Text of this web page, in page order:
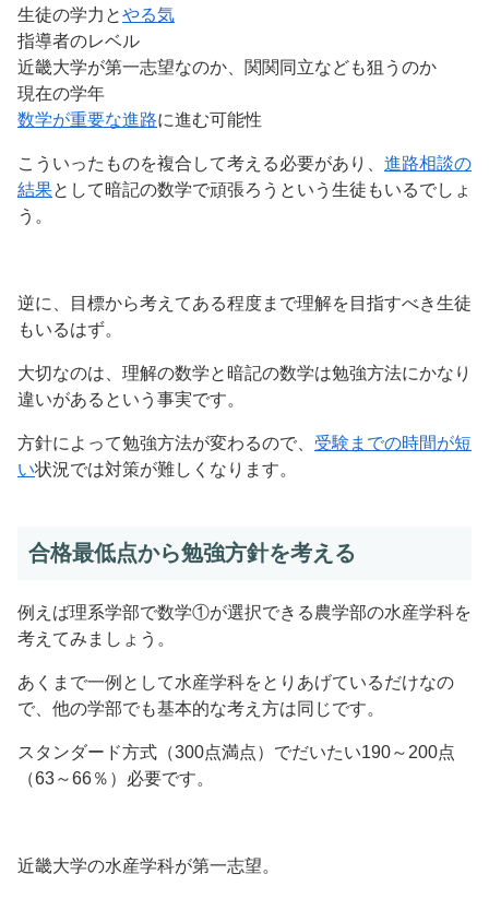
生徒の学力とやる気
指導者のレベル
近畿大学が第一志望なのか、関関同立なども狙うのか
現在の学年
数学が重要な進路に進む可能性
こういったものを複合して考える必要があり、 進路相談の
結果として暗記の数学で頑張ろうという生徒もいるでしょ
う。
逆に、目標から考えてある程度まで理解を目指すべき生徒
もいるはず。
大切なのは、理解の数学と暗記の数学は勉強方法にかなり
違いがあるという事実です。
方針によって勉強方法が変わるので、 受験までの時間が短
い状況では対策が難しくなります。
合格最低点から勉強方針を考える
例えば理系学部で数学①が選択できる農学部の水産学科を
考えてみましょう。
あくまで一例として水産学科をとりあげているだけなの
で、他の学部でも基本的な考え方は同じです。
スタンダード方式（300点満点）でだいたい190～200点
（63～66％）必要です。
近畿大学の水産学科が第一志望。